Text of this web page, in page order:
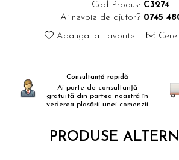
Cod Produs: C3274
Ai nevoie de ajutor? 0745
Adauga la Favorite
Consultanță rapidă
Ai parte de consultanță
gratuită din partea noastră în
vederea plasării unei comenzii
PRODUSE